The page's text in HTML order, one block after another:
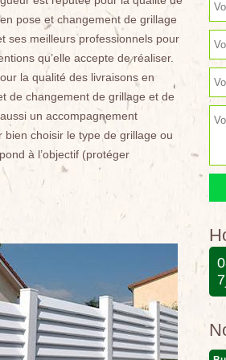
pose et changement de grillage
ses meilleurs professionnels pour
qu’elle accepte de réaliser.
la qualité des livraisons en
de changement de grillage et de
un accompagnement
bien choisir le type de grillage ou
à l’objectif (protéger